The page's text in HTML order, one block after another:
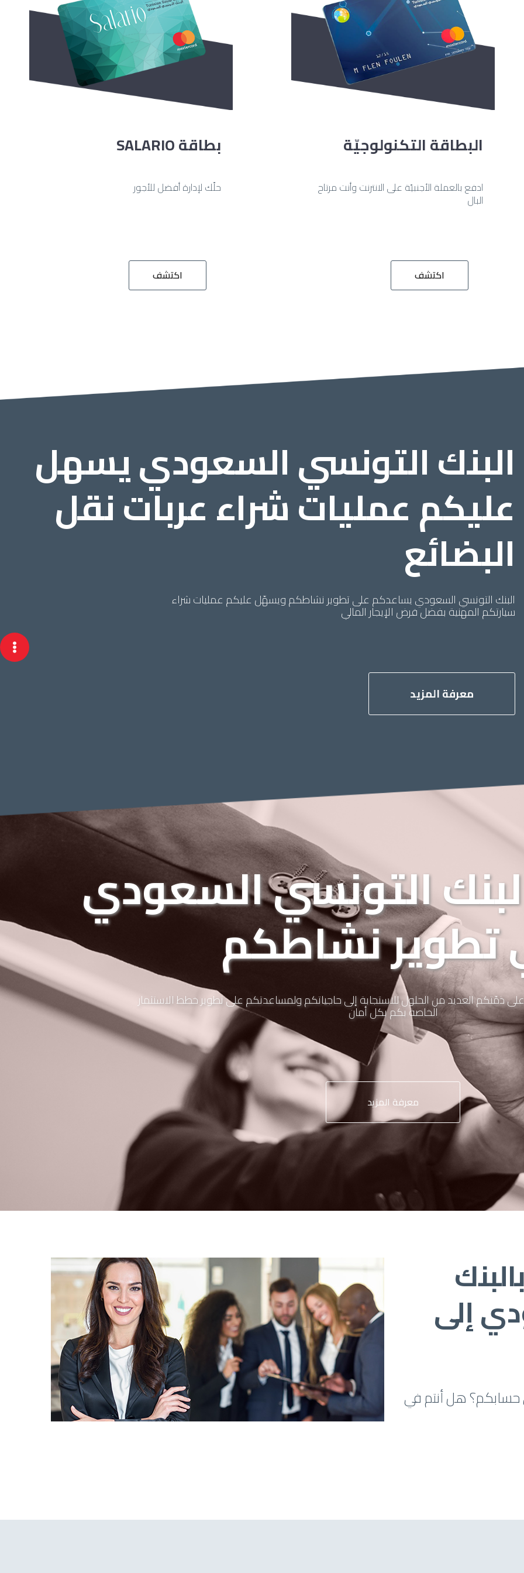
البطاقة التكنولوجيّة
ادفع بالعملة الأجنبيّة على الانترنت وأنت مرتاح
البال
اكتشف
بطاقة SALARIO
حلّك لإدارة أفضل للأجور
اكتشف
البنك التونسي السعودي يسهل
عليكم عمليات شراء عربات نقل
البضائع
البنك التونسي السعودي يساعدكم على تطوير نشاطكم ويسهّل عليكم عمليات شراء
سيارتكم المهنية بفضل قرض الإيجار المالي
معرفة المزيد
التونسي السعودي
تطوير نشاطكم
ذمّتكم العديد من الحلول للاستجابة إلى حاجياتكم ولمساعدتكم على تطوير خطط الاستثمار
الخاصة بكم بكل أمان
معرفة المزيد
إلى
حسابكم؟ هل أنتم في